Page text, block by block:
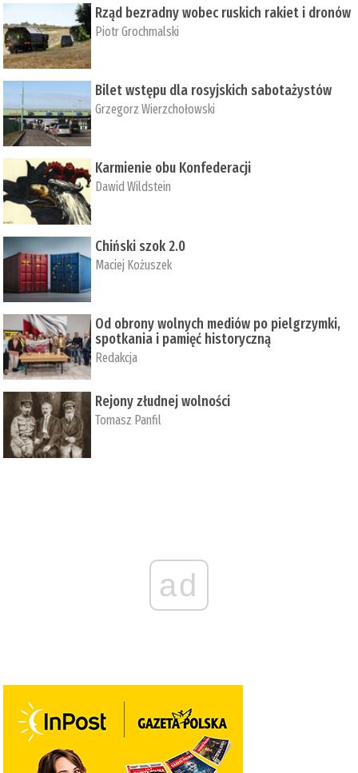
Rząd bezradny wobec ruskich rakiet i dronów
Piotr Grochmalski
Bilet wstępu dla rosyjskich sabotażystów
Grzegorz Wierzchołowski
Karmienie obu Konfederacji
Dawid Wildstein
Chiński szok 2.0
Maciej Kożuszek
Od obrony wolnych mediów po pielgrzymki,
spotkania i pamięć historyczną
Redakcja
Rejony złudnej wolności
Tomasz Panfil
ad